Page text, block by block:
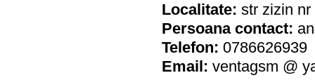
Localitate: str zizin nr
Persoana contact:
Telefon: 0786626939
Email: ventagsm @